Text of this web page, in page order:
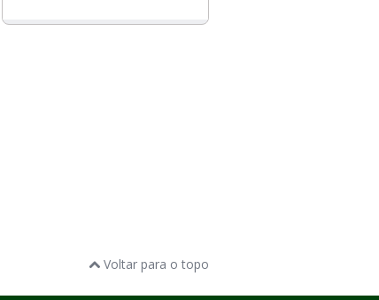
Voltar para o topo